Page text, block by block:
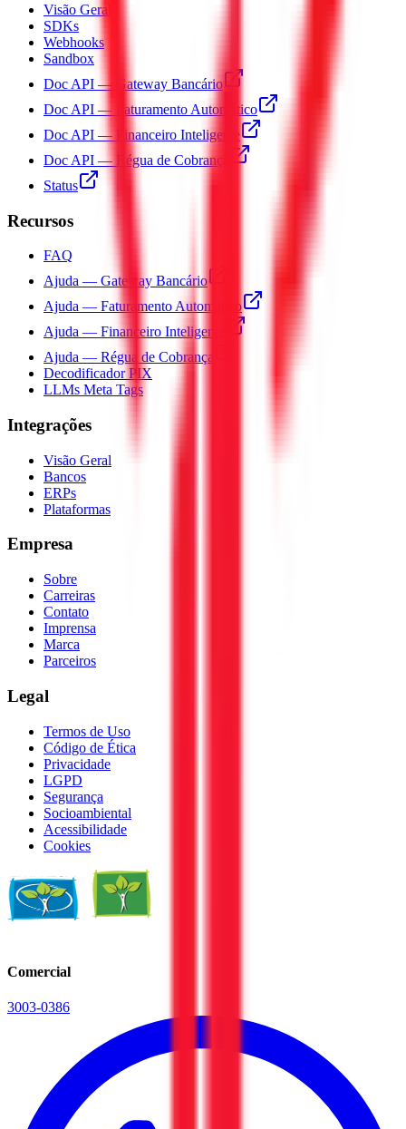
Visão Geral
SDKs
Webhooks
Sandbox
Doc API — Gateway Bancário
Doc API — Faturamento Automático
Doc API — Financeiro Inteligente
Doc API — Régua de Cobrança
Status
Recursos
FAQ
Ajuda — Gateway Bancário
Ajuda — Faturamento Automático
Ajuda — Financeiro Inteligente
Ajuda — Régua de Cobrança
Decodificador PIX
LLMs Meta Tags
Integrações
Visão Geral
Bancos
ERPs
Plataformas
Empresa
Sobre
Carreiras
Contato
Imprensa
Marca
Parceiros
Legal
Termos de Uso
Código de Ética
Privacidade
LGPD
Segurança
Socioambiental
Acessibilidade
Cookies
Comercial
3003-0386